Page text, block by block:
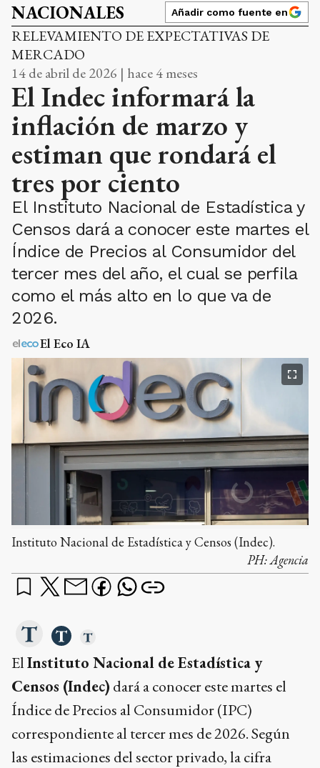
NACIONALES Añadir como fuente en
RELEVAMIENTO DE EXPECTATIVAS DE
MERCADO
14 de abril de 2026 | hace 4 meses
El Indec informará la
inflación de marzo y
estiman que rondará el
tres por ciento
El Instituto Nacional de Estadística y
Censos dará a conocer este martes el
Índice de Precios al Consumidor del
tercer mes del año, el cual se perfila
como el más alto en lo que va de
2026.
El Eco IA
Instituto Nacional de Estadística y Censos (Indec).
PH:Agencia
ElInstituto Nacional de Estadística y
Censos (Indec) dará a conocer este martes el
Índice de Precios al Consumidor (IPC)
correspondiente al tercer mes de 2026. Según
las estimaciones del sector privado, la cifra